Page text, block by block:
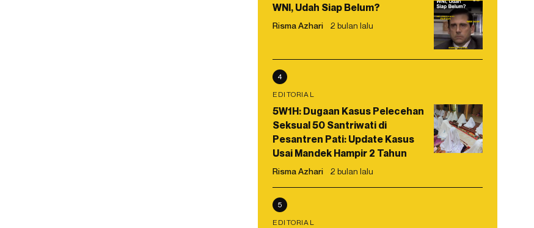
WNI, Udah Siap Belum?
Risma Azhari 2 bulan lalu
4
EDITORIAL
5W1H: Dugaan Kasus Pelecehan
Seksual 50 Santriwati di
Pesantren Pati: Update Kasus
Usai Mandek Hampir 2 Tahun
Risma Azhari 2 bulan lalu
5
EDITORIAL